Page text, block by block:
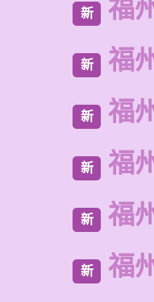
新 福
新 福
新 福
新 福
新 福
新 福